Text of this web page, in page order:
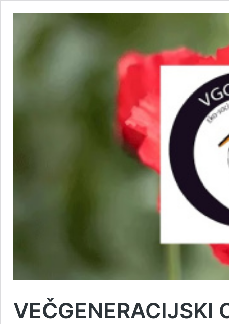
VEČGENERACIJSKI